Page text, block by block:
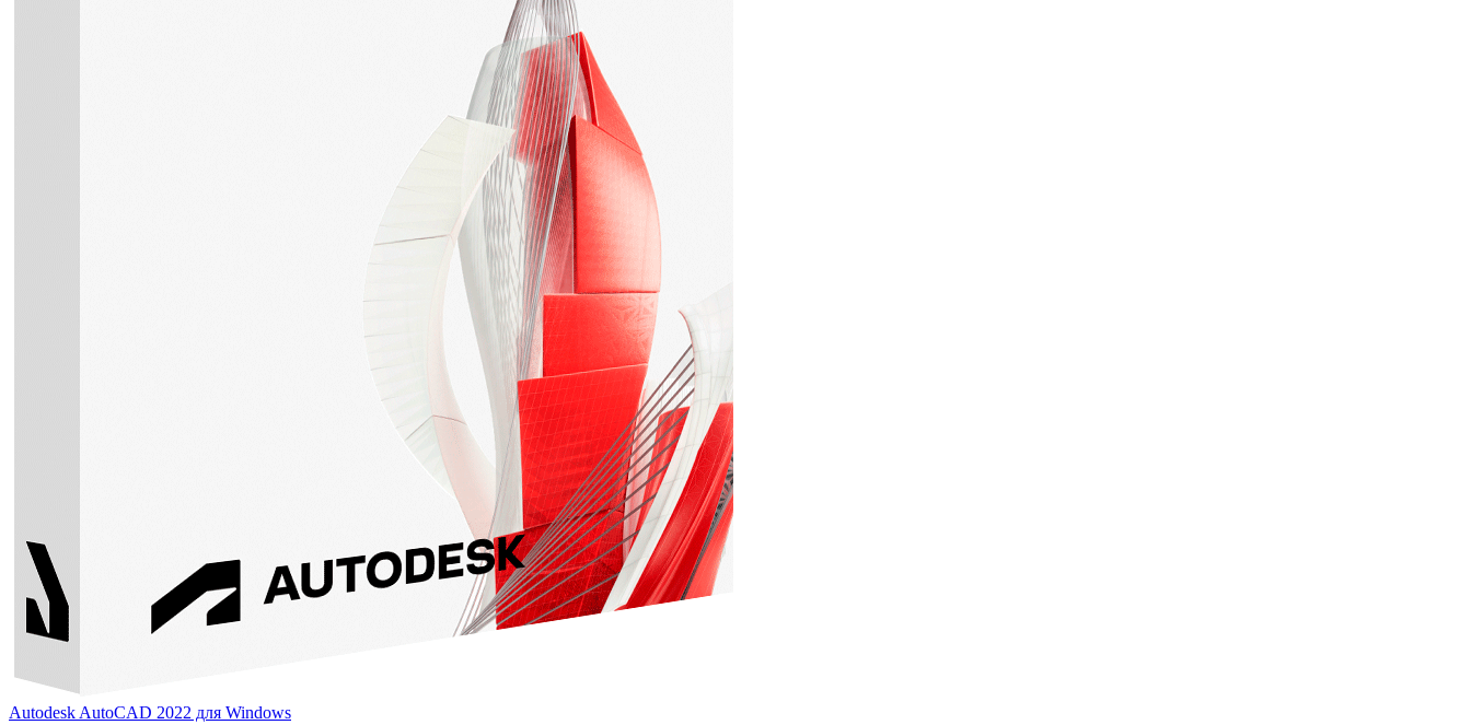
Autodesk AutoCAD 2022 для Windows